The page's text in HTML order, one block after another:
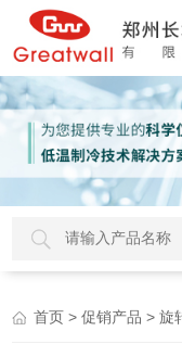
首页 >促销产品 > 旋